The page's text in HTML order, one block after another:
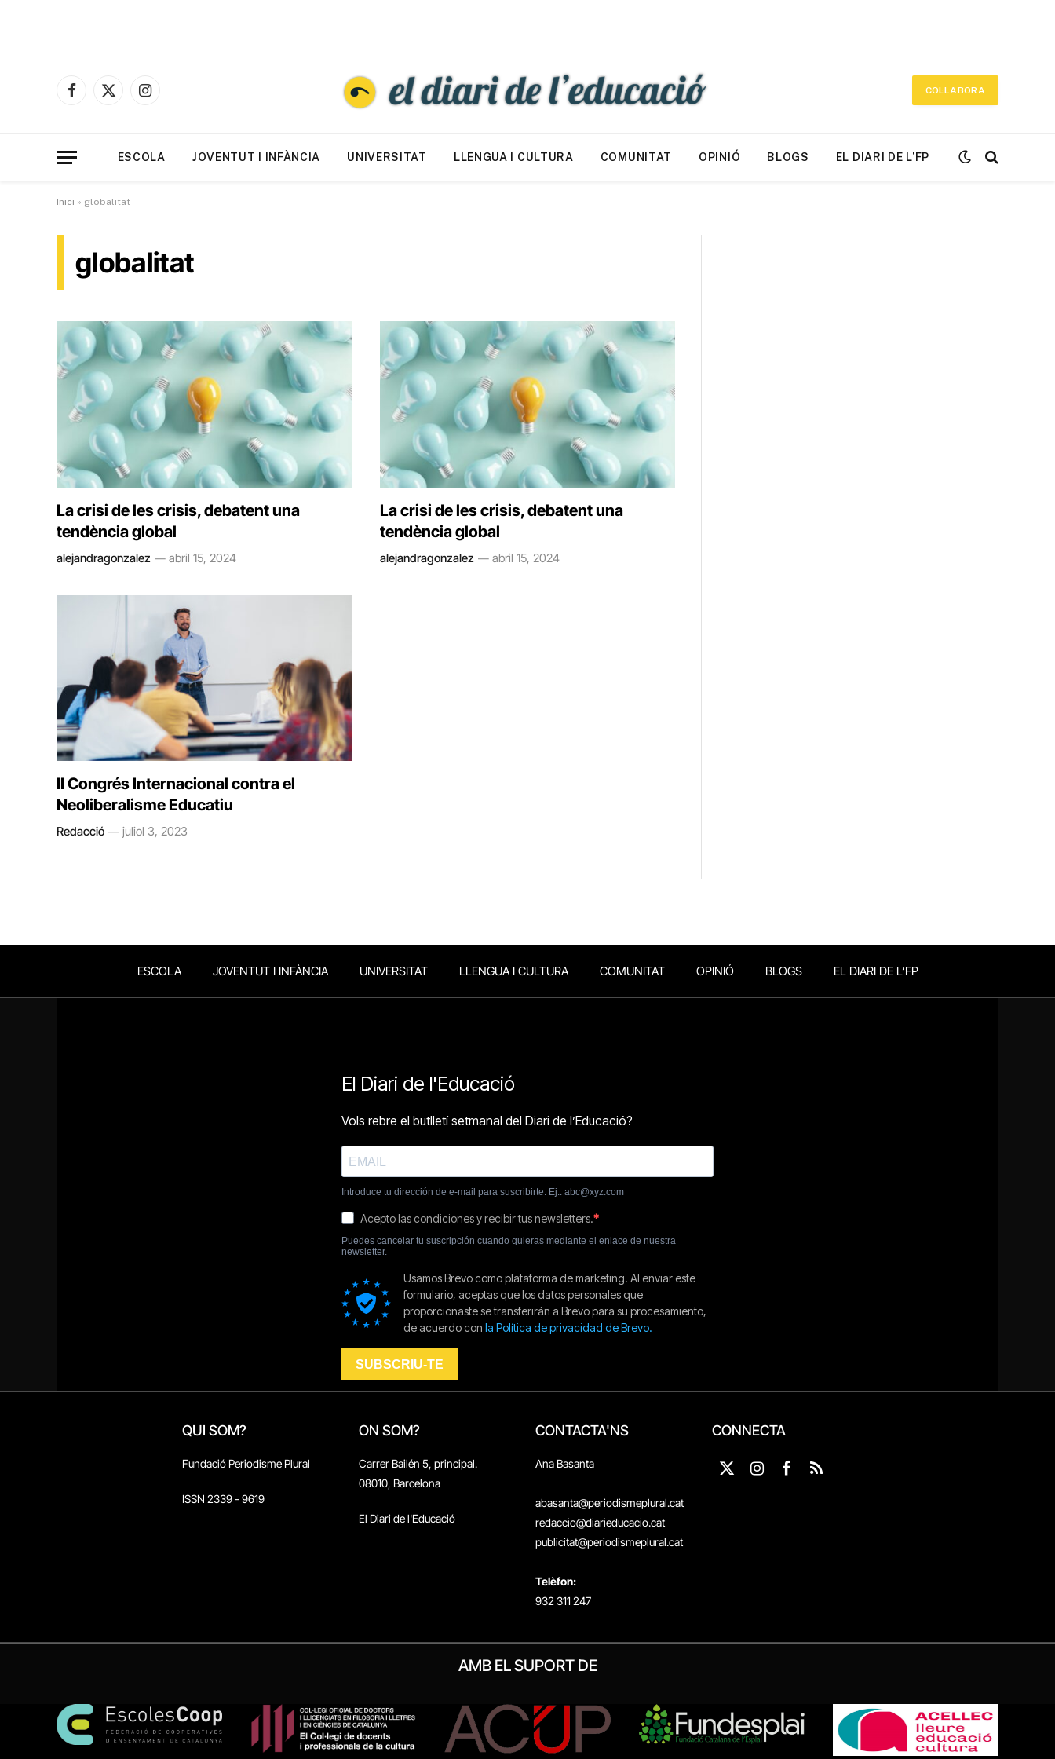
Facebook
X
Instagram
COL·LABORA
ESCOLA JOVENTUT I INFÀNCIA UNIVERSITAT LLENGUA I CULTURA COMUNITAT OPINIÓ BLOGS EL DIARI DE L’FP
Inici » globalitat
globalitat
La crisi de les crisis, debatent una
tendència global
alejandragonzalez abril 15, 2024
La crisi de les crisis, debatent una
tendència global
alejandragonzalez abril 15, 2024
II Congrés Internacional contra el
Neoliberalisme Educatiu
Redacció juliol 3, 2023
ESCOLA JOVENTUT I INFÀNCIA UNIVERSITAT LLENGUA I CULTURA COMUNITAT OPINIÓ BLOGS EL DIARI DE L’FP
QUI SOM?
Fundació Periodisme Plural
ISSN 2339 - 9619
ON SOM?
Carrer Bailén 5, principal.
08010, Barcelona
El Diari de l'Educació
CONTACTA'NS
Ana Basanta
abasanta@periodismeplural.cat
redaccio@diarieducacio.cat
publicitat@periodismeplural.cat
Telèfon:
932 311 247
CONNECTA
X
Instagram
Facebook
RSS
AMB EL SUPORT DE